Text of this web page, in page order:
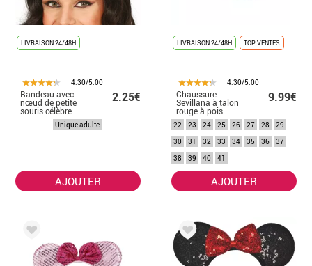
LIVRAISON 24/48H
4.30/5.00
Bandeau avec
nœud de petite
souris célèbre
pour adulte
2.25€
Unique adulte
AJOUTER
LIVRAISON 24/48H TOP VENTES
4.30/5.00
Chaussure
Sevillana à talon
rouge à pois
blancs en chiffres
de 22 à 41
9.99€
22 23 24 25 26 27 28
29
30
31 32 33 34 35 36
37
38
39 40 41
AJOUTER